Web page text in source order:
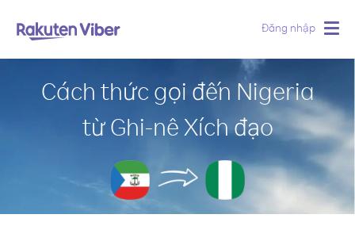
Đăng nhập
Cách thức gọi đến Nigeria
từ Ghi-nê Xích đạo